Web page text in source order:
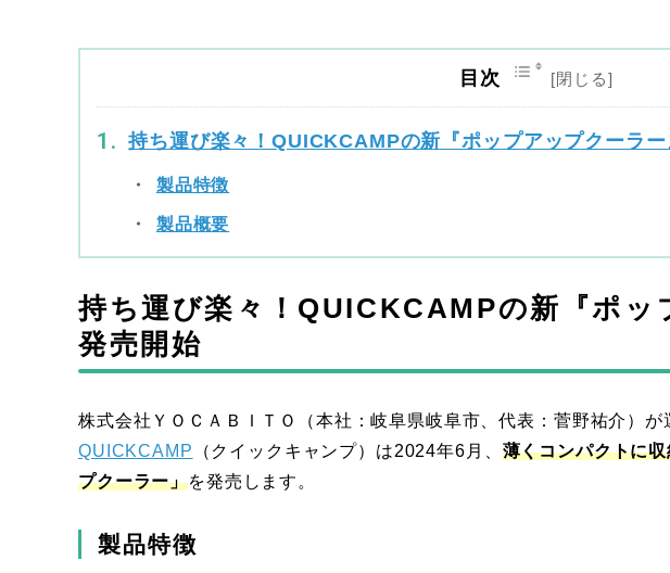
目次
持ち運び楽々！QUICKCAMPの新『ポップアップクーラ
製品特徴
製品概要
持ち運び楽々！QUICKCAMPの新『ポッ
発売開始
株式会社ＹＯＣＡＢＩＴＯ（本社：岐阜県岐阜市、代表：菅野祐介）が
QUICKCAMP （クイックキャンプ）は2024年6月、 薄くコンパクトに収
プクーラー」を発売します。
製品特徴